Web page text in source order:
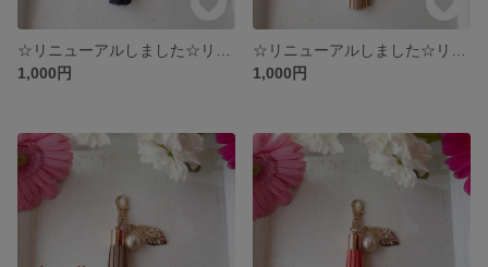
1,000円
1,000円